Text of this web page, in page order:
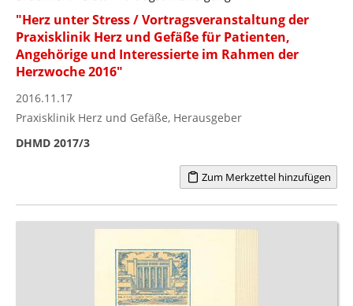
"Herz unter Stress / Vortragsveranstaltung der
Praxisklinik Herz und Gefäße für Patienten,
Angehörige und Interessierte im Rahmen der
Herzwoche 2016"
2016.11.17
Praxisklinik Herz und Gefäße, Herausgeber
DHMD 2017/3
Zum Merkzettel hinzufügen